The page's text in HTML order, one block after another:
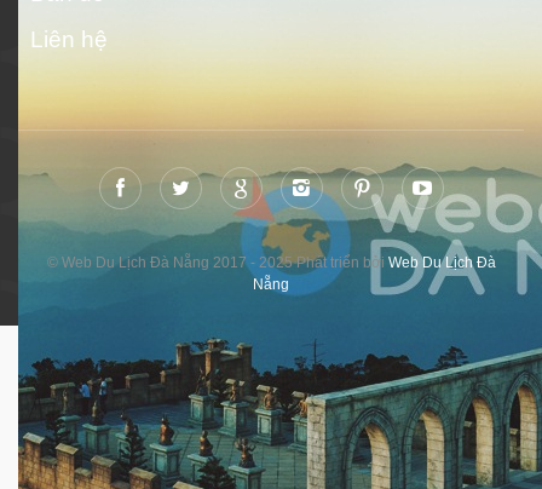
Liên hệ
© Web Du Lịch Đà Nẵng 2017 - 2025 Phát triển bởi Web Du Lịch Đà
Nẵng